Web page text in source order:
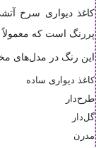
کاغذ دیواری سرخ
پررنگ است که
این رنگ در مدل‌های
کاغذ دیواری ساده
طرح‌دار
گل‌دار
مدرن